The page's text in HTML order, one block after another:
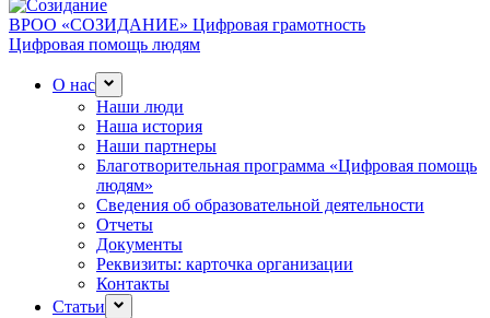
ВРОО «СОЗИДАНИЕ» Цифровая грамотность
Цифровая помощь людям
О нас
Наши люди
Наша история
Наши партнеры
Благотворительная программа «Цифровая помощь
людям»
Сведения об образовательной деятельности
Отчеты
Документы
Реквизиты: карточка организации
Контакты
Статьи